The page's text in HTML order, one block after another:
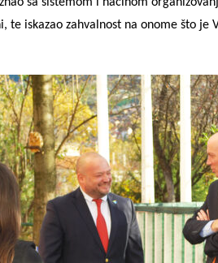
sa sistemom i načinom
te iskazao zahvalnost na onome što je